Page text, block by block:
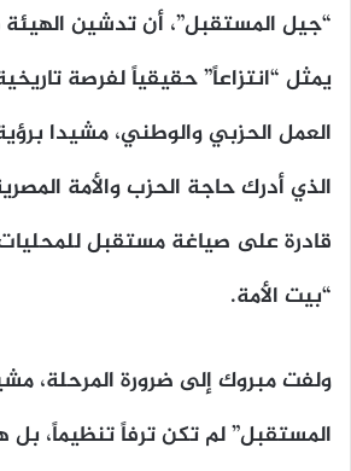
“جيل المستقبل”، أن تدشين
يمثل “انتزاعاً” حقيقياً لفرصة
العمل الحزبي والوطني، مشيدا
الذي أدرك حاجة الحزب والأمة
قادرة على صياغة مستقبل
“بيت الأمة.
ولفت مبروك إلى ضرورة المرحلة،
المستقبل” لم تكن ترفاً تنظيماً،